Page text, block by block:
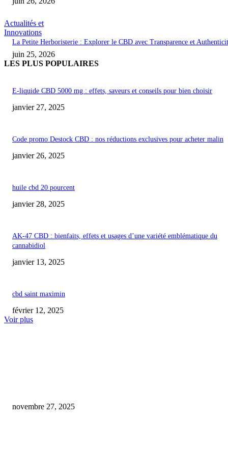
Actualités et
Innovations
La Petite Herboristerie : Explorer le CBD avec Transparence et
juin 25, 2026
LES PLUS POPULAIRES
E-liquide CBD 5000 mg : effets, saveurs et conseils pour bien choisir
janvier 27, 2025
Code promo Destock CBD : nos réductions exclusives pour acheter malin
janvier 26, 2025
huile cbd 20 pourcent
janvier 28, 2025
AK-47 CBD : bienfaits, effets et usages d’une variété emblématique du
cannabidiol
janvier 13, 2025
cbd saint maximin
février 12, 2025
Voir plus
novembre 27, 2025